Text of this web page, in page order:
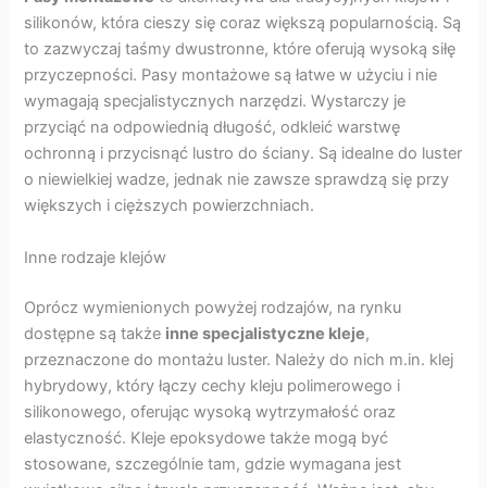
silikonów, która cieszy się coraz większą popularnością. Są
to zazwyczaj taśmy dwustronne, które oferują wysoką siłę
przyczepności. Pasy montażowe są łatwe w użyciu i nie
wymagają specjalistycznych narzędzi. Wystarczy je
przyciąć na odpowiednią długość, odkleić warstwę
ochronną i przycisnąć lustro do ściany. Są idealne do luster
o niewielkiej wadze, jednak nie zawsze sprawdzą się przy
większych i cięższych powierzchniach.
Inne rodzaje klejów
Oprócz wymienionych powyżej rodzajów, na rynku
dostępne są także inne specjalistyczne kleje,
przeznaczone do montażu luster. Należy do nich m.in. klej
hybrydowy, który łączy cechy kleju polimerowego i
silikonowego, oferując wysoką wytrzymałość oraz
elastyczność. Kleje epoksydowe także mogą być
stosowane, szczególnie tam, gdzie wymagana jest